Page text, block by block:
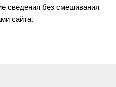
сведения без смешивания
сайта.